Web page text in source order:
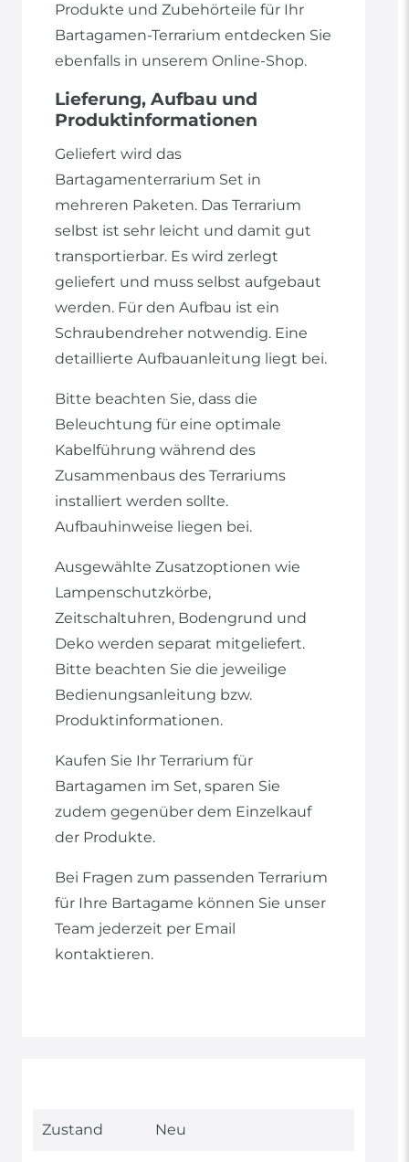
Produkte und Zubehörteile für Ihr
Bartagamen-Terrarium entdecken Sie
ebenfalls in unserem Online-Shop.
Lieferung, Aufbau und
Produktinformationen
Geliefert wird das
Bartagamenterrarium Set in
mehreren Paketen. Das Terrarium
selbst ist sehr leicht und damit gut
transportierbar. Es wird zerlegt
geliefert und muss selbst aufgebaut
werden. Für den Aufbau ist ein
Schraubendreher notwendig. Eine
detaillierte Aufbauanleitung liegt bei.
Bitte beachten Sie, dass die
Beleuchtung für eine optimale
Kabelführung während des
Zusammenbaus des Terrariums
installiert werden sollte.
Aufbauhinweise liegen bei.
Ausgewählte Zusatzoptionen wie
Lampenschutzkörbe,
Zeitschaltuhren, Bodengrund und
Deko werden separat mitgeliefert.
Bitte beachten Sie die jeweilige
Bedienungsanleitung bzw.
Produktinformationen.
Kaufen Sie Ihr Terrarium für
Bartagamen im Set, sparen Sie
zudem gegenüber dem Einzelkauf
der Produkte.
Bei Fragen zum passenden Terrarium
für Ihre Bartagame können Sie unser
Team jederzeit per Email
kontaktieren.
Technisches
Wert
Zustand Neu